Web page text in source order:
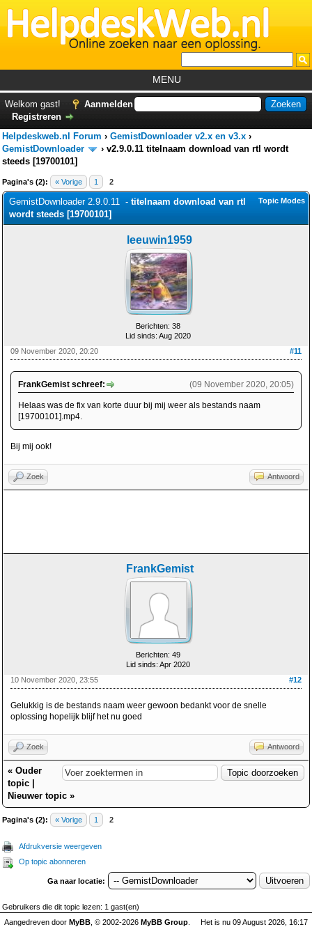
MENU
Foutcodes
GemistDownloader*
Welkom gast!
Aanmelden
Registreren
Helpdeskweb.nl Forum › GemistDownloader v2.x en v3.x ›
GemistDownloader
› v2.9.0.11 titelnaam download van rtl wordt
steeds [19700101]
Pagina's (2): « Vorige 1 2
Topic Modes
GemistDownloader 2.9.0.11 - titelnaam download van rtl
wordt steeds [19700101]
leeuwin1959
Berichten: 38
Lid sinds: Aug 2020
#11
09 November 2020, 20:20
(09 November 2020, 20:05)
FrankGemist schreef:
Helaas was de fix van korte duur bij mij weer als bestands naam
[19700101].mp4.
Bij mij ook!
Zoek Antwoord
FrankGemist
Berichten: 49
Lid sinds: Apr 2020
#12
10 November 2020, 23:55
Gelukkig is de bestands naam weer gewoon bedankt voor de snelle
oplossing hopelijk blijf het nu goed
Zoek Antwoord
« Ouder
topic
Nieuwer topic »
Pagina's (2): « Vorige 1 2
Afdrukversie weergeven
Op topic abonneren
Ga naar locatie:
Gebruikers die dit topic lezen: 1 gast(en)
Het is nu 09 August 2026, 16:17
Aangedreven door MyBB , © 2002-2026 MyBB Group